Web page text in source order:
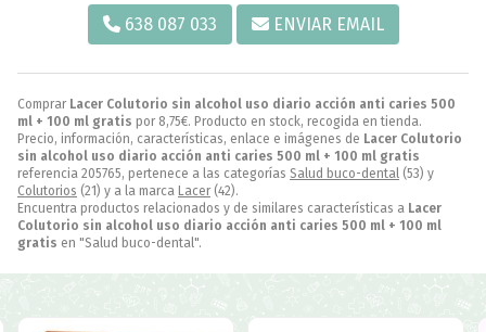
Comprar Lacer Colutorio sin alcohol uso diario acción anti caries 500
ml + 100 ml gratis por 8,75€. Producto en stock, recogida en tienda.
Precio, información, características, enlace e imágenes de Lacer Colutorio
sin alcohol uso diario acción anti caries 500 ml + 100 ml gratis
referencia 205765, pertenece a las categorías Salud buco-dental (53) y
Colutorios (21) y a la marca Lacer (42).
Encuentra productos relacionados y de similares características a Lacer
Colutorio sin alcohol uso diario acción anti caries 500 ml + 100 ml
gratis en "Salud buco-dental".
638 087 033 ENVIAR EMAIL